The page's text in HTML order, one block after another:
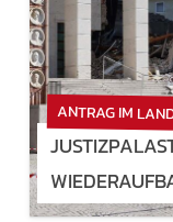
ANTRAG IM